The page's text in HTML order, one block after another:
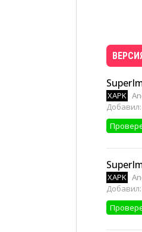
XAPK
Добавил:
XAPK
Добавил: